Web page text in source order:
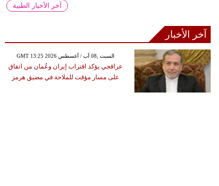
آخر الأخبار الطبية
آخر الأخبار
GMT 13:25 2026 السبت ,08 آب / أغسطس
عراقجي يؤكد اقتراب إيران وعُمان من اتفاق
على مسار مؤقت للملاحة في مضيق هرمز